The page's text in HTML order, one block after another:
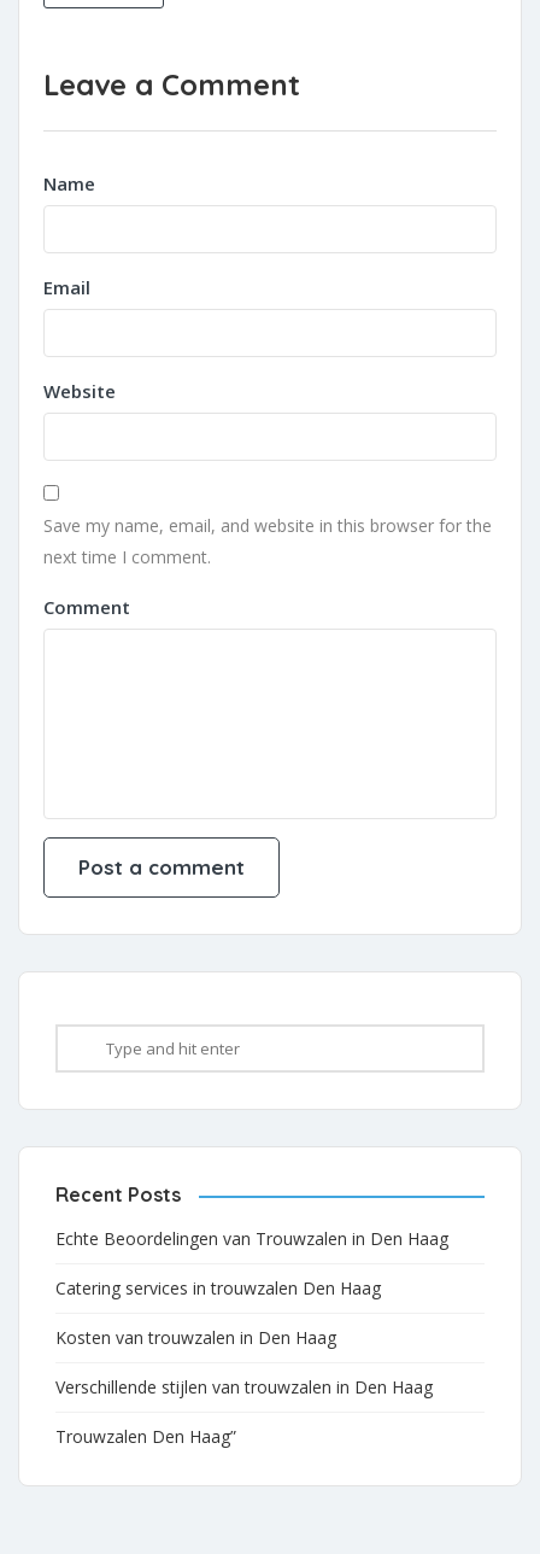
Leave a Comment
Name
Email
Website
Save my name, email, and website in this browser for the
next time I comment.
Comment
Recent Posts
Echte Beoordelingen van Trouwzalen in Den Haag
Catering services in trouwzalen Den Haag
Kosten van trouwzalen in Den Haag
Verschillende stijlen van trouwzalen in Den Haag
Trouwzalen Den Haag”